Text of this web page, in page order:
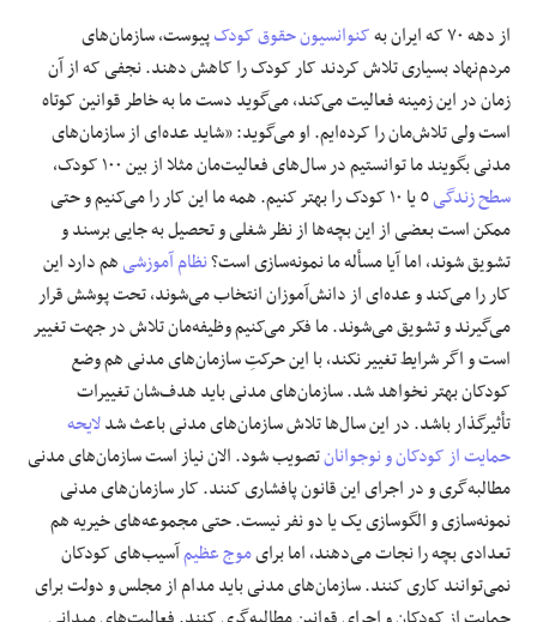
از دهه ٧٠ که ایران به
کنوانسیون حقوق کودکپیوست، سازمان‌های
مردم‌نهاد بسیاری تلاش کردند کار کودک را کاهش دهند. نجفی که از آن
زمان در این زمینه فعالیت می‌کند، می‌گوید دست ما به خاطر قوانین کوتاه
است ولی تلاش‌مان را کرده‌ایم. او می‌گوید: «شاید عده‌ای از سازمان‌های
مدنی بگویند ما توانستیم در سال‌های فعالیت‌مان مثلا از بین ١٠٠ کودک،
سطح زندگی
٥ یا ١٠ کودک را بهتر کنیم. همه ما این کار را می‌کنیم و حتی
ممکن است بعضی از این بچه‌ها از نظر شغلی و تحصیل به جایی برسند و
تشویق شوند، اما آیا مسأله ما نمونه‌سازی است؟نظام آموزشیهم دارد این
کار را می‌کند و عده‌ای از دانش‌آموزان انتخاب می‌شوند، تحت پوشش قرار
می‌گیرند و تشویق می‌شوند. ما فکر می‌کنیم وظیفه‌مان تلاش در جهت تغییر
است و اگر شرایط تغییر نکند، با این حرکتِ سازمان‌های مدنی هم وضع
کودکان بهتر نخواهد شد. سازمان‌های مدنی باید هدف‌شان تغییرات
تأثیرگذار باشد. در این سال‌ها تلاش سازمان‌های مدنی باعث شدلایحه
حمایت از کودکان و نوجوانانتصویب شود. الان نیاز است سازمان‌های مدنی
مطالبه‌گری و در اجرای این قانون پافشاری کنند. کار سازمان‌های مدنی
نمونه‌سازی و الگوسازی یک یا دو نفر نیست. حتی مجموعه‌های خیریه هم
تعدادی بچه را نجات می‌دهند، اما برایموج عظیمآسیب‌های کودکان
نمی‌توانند کاری کنند. سازمان‌های مدنی باید مدام از مجلس و دولت برای